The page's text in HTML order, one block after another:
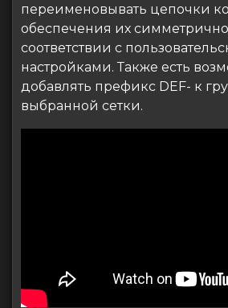
переименовывать цепочки
обеспечения их
соответствии с
настройками. Также есть
добавлять префикс DEF- к
выбранной сетки.